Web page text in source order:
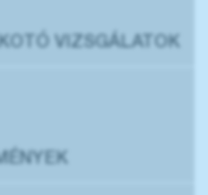
VIZSGÁLATOK